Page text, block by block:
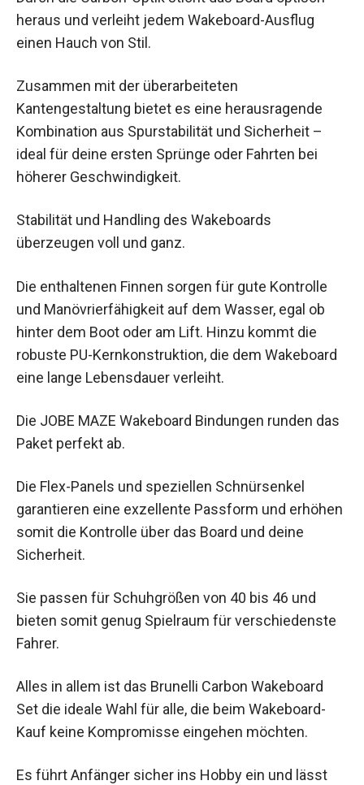
heraus und verleiht jedem Wakeboard-Ausflug
einen Hauch von Stil.
Zusammen mit der überarbeiteten
Kantengestaltung bietet es eine herausragende
Kombination aus Spurstabilität und Sicherheit –
ideal für deine ersten Sprünge oder Fahrten bei
höherer Geschwindigkeit.
Stabilität und Handling des Wakeboards
überzeugen voll und ganz.
Die enthaltenen Finnen sorgen für gute Kontrolle
und Manövrierfähigkeit auf dem Wasser, egal ob
hinter dem Boot oder am Lift. Hinzu kommt die
robuste PU-Kernkonstruktion, die dem Wakeboard
eine lange Lebensdauer verleiht.
Die JOBE MAZE Wakeboard Bindungen runden das
Paket perfekt ab.
Die Flex-Panels und speziellen Schnürsenkel
garantieren eine exzellente Passform und erhöhen
somit die Kontrolle über das Board und deine
Sicherheit.
Sie passen für Schuhgrößen von 40 bis 46 und
bieten somit genug Spielraum für verschiedenste
Fahrer.
Alles in allem ist das Brunelli Carbon Wakeboard
Set die ideale Wahl für alle, die beim Wakeboard-
Kauf keine Kompromisse eingehen möchten.
Es führt Anfänger sicher ins Hobby ein und lässt